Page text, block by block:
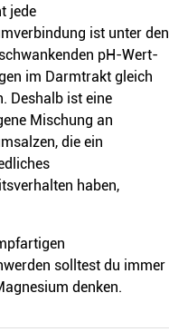
jede
ist unter den
pH-Wert-
im Darmtrakt gleich
Deshalb ist eine
Mischung an
die ein
haben,
solltest du immer
denken.